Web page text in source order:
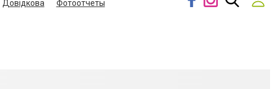
Довідкова
Фотоотчеты